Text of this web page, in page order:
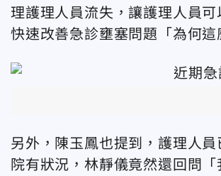
理護理人員流失，讓護理人員可
快速改善急診壅塞問題「為何這
另外，陳玉鳳也提到，護理人
院有狀況，林靜儀竟然還回問